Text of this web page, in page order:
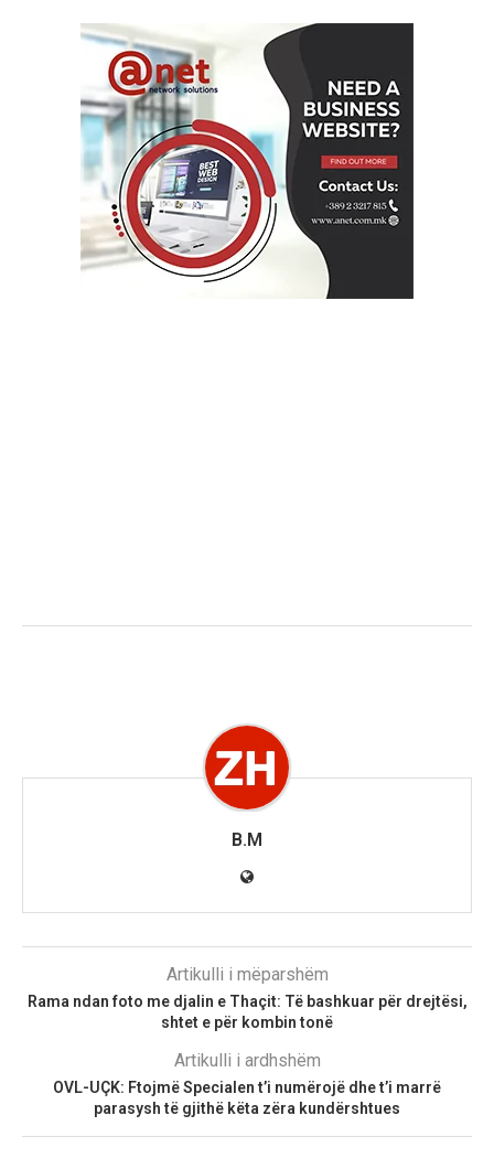
B.M
Artikulli i mëparshëm
Rama ndan foto me djalin e Thaçit: Të bashkuar për drejtësi,
shtet e për kombin tonë
Artikulli i ardhshëm
OVL-UÇK: Ftojmë Specialen t’i numërojë dhe t’i marrë
parasysh të gjithë këta zëra kundërshtues